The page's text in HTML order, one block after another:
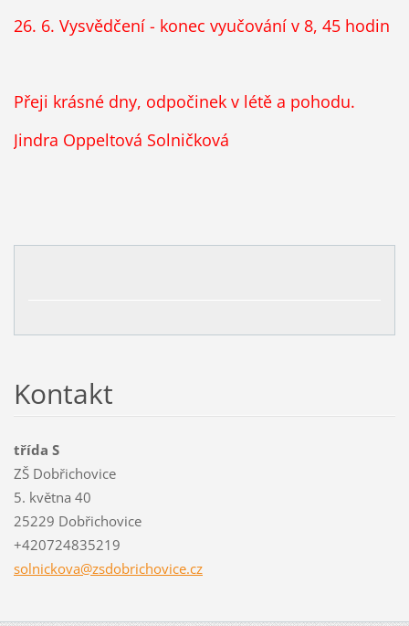
26. 6. Vysvědčení - konec vyučování v 8, 45 hodin
Přeji krásné dny, odpočinek v létě a pohodu.
Jindra Oppeltová Solničková
Kontakt
třída S
ZŠ Dobřichovice
5. května 40
25229 Dobřichovice
+420724835219
solnickova@zsdobrichovice.cz